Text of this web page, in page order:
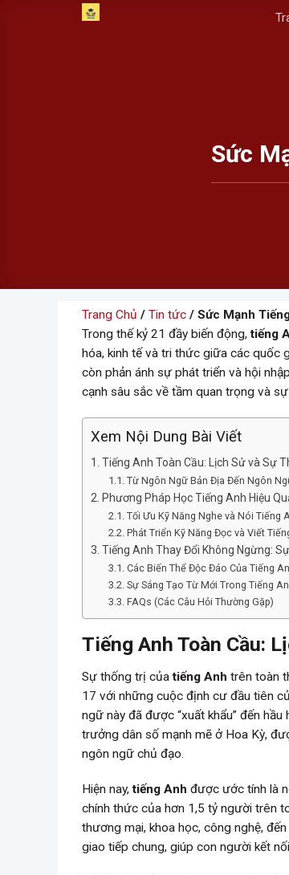
Sức
Trang Chủ / Tin tức / Sức Mạnh
Trong thế kỷ 21 đầy biến động,tiếng
hóa, kinh tế và tri thức giữa các quốc
còn phản ánh sự phát triển và hội
cạnh sâu sắc về tầm quan trọng và
Xem Nội Dung Bài Viết
Tiếng Anh Toàn Cầu: Lịch Sử và Sự
Từ Ngôn Ngữ Bản Địa Đến Ngôn
Phương Pháp Học Tiếng Anh Hiệu
Tối Ưu Kỹ Năng Nghe và Nói Tiếng
Phát Triển Kỹ Năng Đọc và Viết
Tiếng Anh Thay Đổi Không Ngừng:
Các Biến Thể Độc Đáo Của Tiếng
Sự Sáng Tạo Từ Mới Trong Tiếng
FAQs (Các Câu Hỏi Thường Gặp)
Tiếng Anh Toàn Cầu:
Sự thống trị củatiếng Anh trên toàn
17 với những cuộc định cư đầu tiên
ngữ này đã được “xuất khẩu” đến
trưởng dân số mạnh mẽ ở Hoa Kỳ,
ngôn ngữ chủ đạo.
Hiện nay,tiếng Anh được ước tính là
chính thức của hơn 1,5 tỷ người trên
thương mại, khoa học, công nghệ,
giao tiếp chung, giúp con người kết